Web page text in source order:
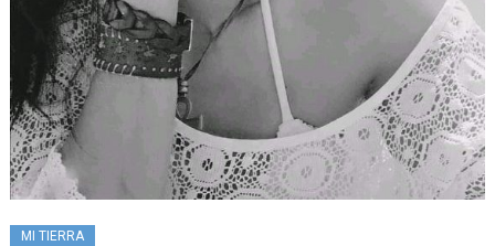
MI TIERRA